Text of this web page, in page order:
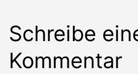
Schreibe
Kommentar